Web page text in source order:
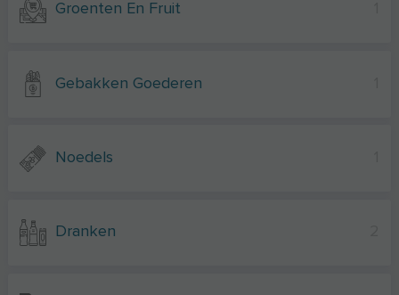
Groenten En Fruit
Gebakken Goederen
Noedels
Dranken